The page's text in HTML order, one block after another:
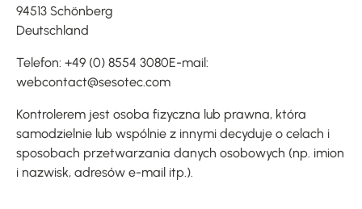
94513 Schönberg
Deutschland
Telefon: +49 (0) 8554 3080E-mail:
webcontact@sesotec.com
Kontrolerem jest osoba fizyczna lub prawna, która
samodzielnie lub wspólnie z innymi decyduje o celach i
sposobach przetwarzania danych osobowych (np. imion
i nazwisk, adresów e-mail itp.).